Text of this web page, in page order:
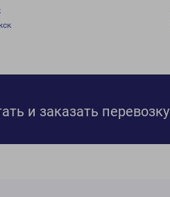
и заказать перевозку